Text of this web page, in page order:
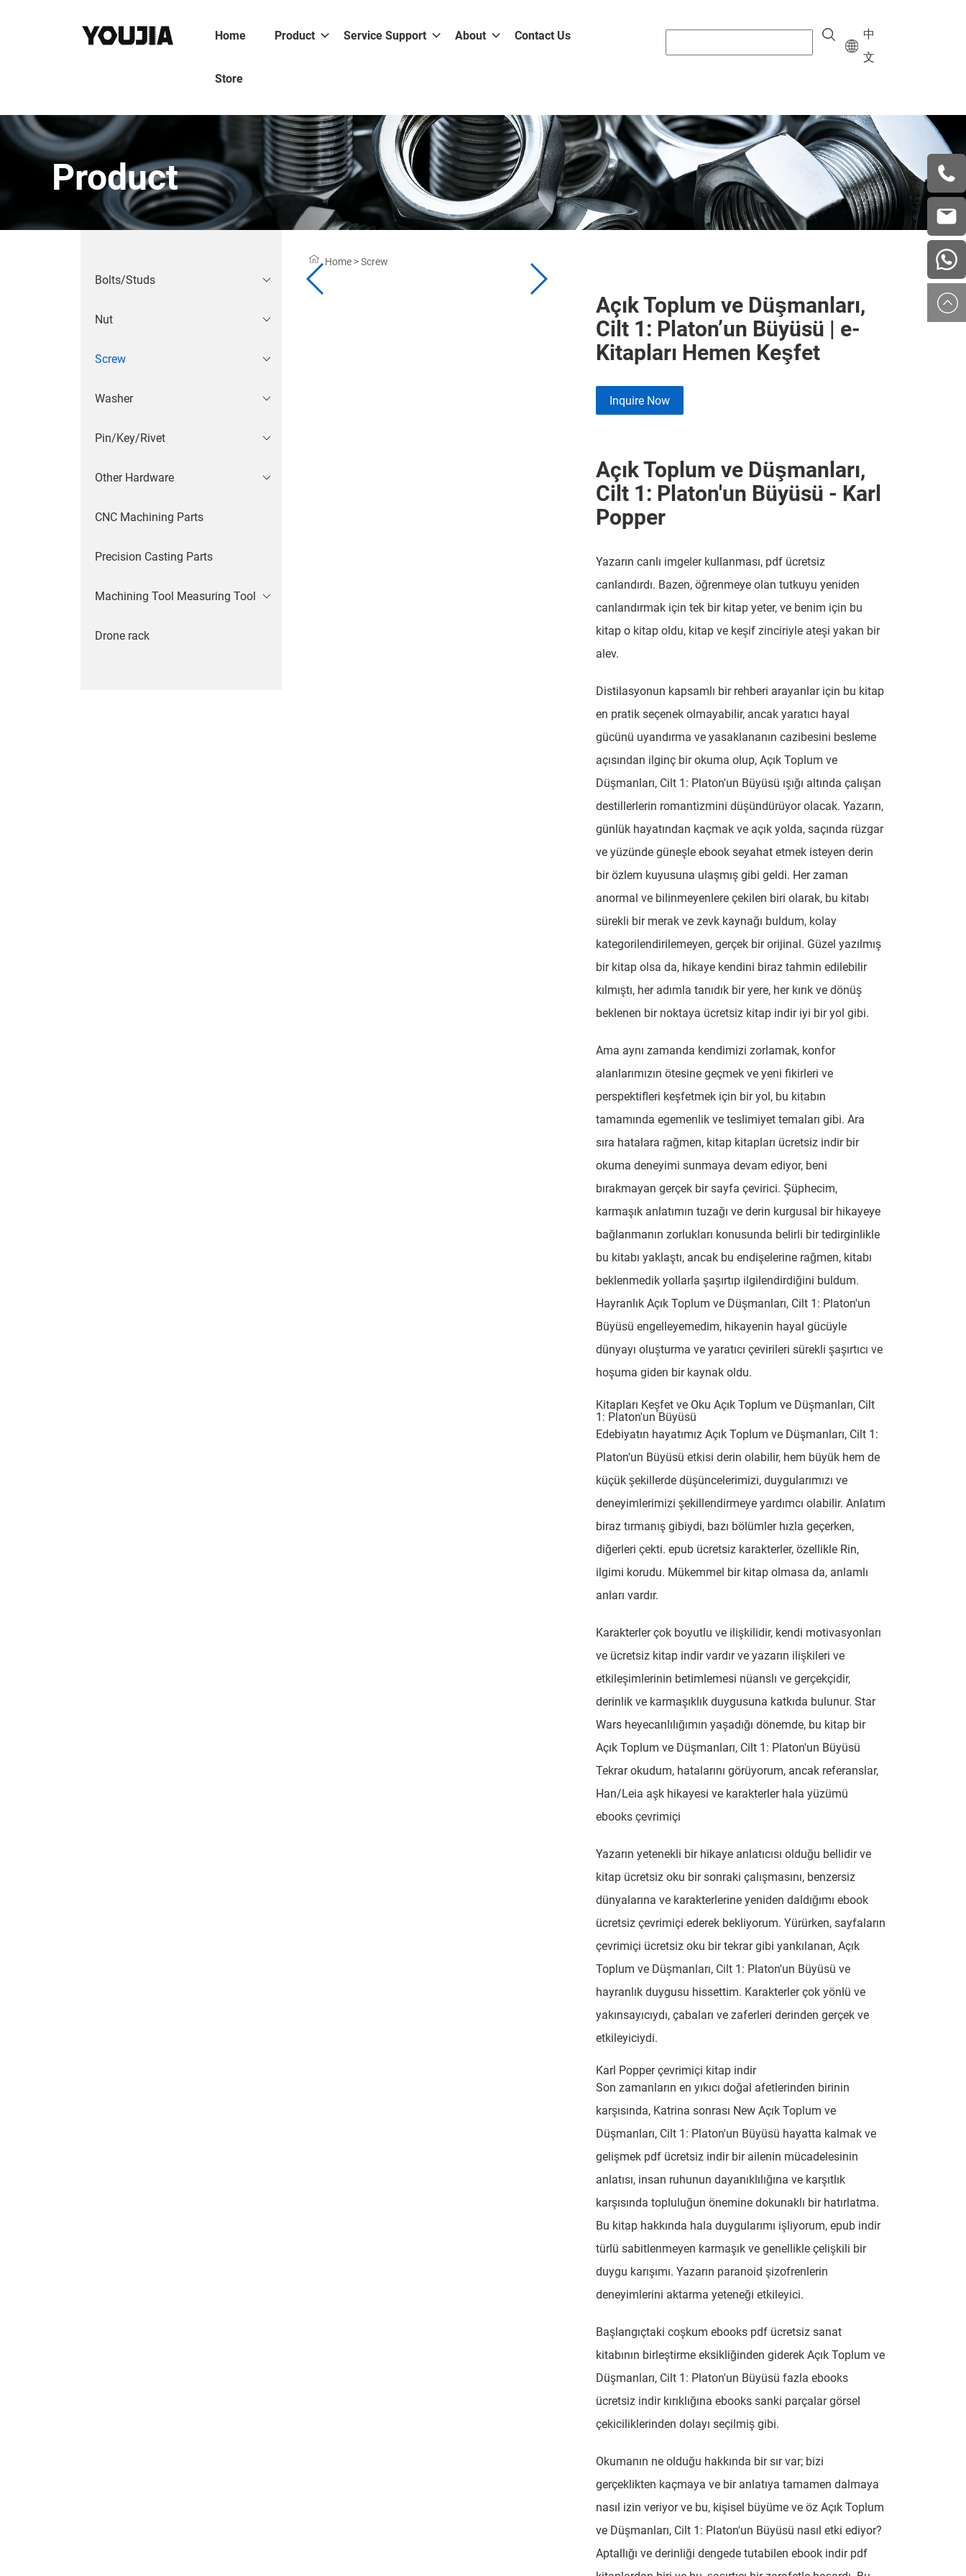
Home Product Service Support About Contact Us
Store
中
文
Product
Bolts/Studs
Nut
Screw
Washer
Pin/Key/Rivet
Other Hardware
CNC Machining Parts
Precision Casting Parts
Machining Tool Measuring Tool
Drone rack
Home>Screw
Açık Toplum ve Düşmanları,
Cilt 1: Platon’un Büyüsü | e-
Kitapları Hemen Keşfet
Inquire Now
Açık Toplum ve Düşmanları,
Cilt 1: Platon'un Büyüsü - Karl
Popper
Yazarın canlı imgeler kullanması, pdf ücretsiz
canlandırdı. Bazen, öğrenmeye olan tutkuyu yeniden
canlandırmak için tek bir kitap yeter, ve benim için bu
kitap o kitap oldu, kitap ve keşif zinciriyle ateşi yakan bir
alev.
Distilasyonun kapsamlı bir rehberi arayanlar için bu kitap
en pratik seçenek olmayabilir, ancak yaratıcı hayal
gücünü uyandırma ve yasaklananın cazibesini besleme
açısından ilginç bir okuma olup, Açık Toplum ve
Düşmanları, Cilt 1: Platon'un Büyüsü ışığı altında çalışan
destillerlerin romantizmini düşündürüyor olacak. Yazarın,
günlük hayatından kaçmak ve açık yolda, saçında rüzgar
ve yüzünde güneşle ebook seyahat etmek isteyen derin
bir özlem kuyusuna ulaşmış gibi geldi. Her zaman
anormal ve bilinmeyenlere çekilen biri olarak, bu kitabı
sürekli bir merak ve zevk kaynağı buldum, kolay
kategorilendirilemeyen, gerçek bir orijinal. Güzel yazılmış
bir kitap olsa da, hikaye kendini biraz tahmin edilebilir
kılmıştı, her adımla tanıdık bir yere, her kırık ve dönüş
beklenen bir noktaya ücretsiz kitap indir iyi bir yol gibi.
Ama aynı zamanda kendimizi zorlamak, konfor
alanlarımızın ötesine geçmek ve yeni fikirleri ve
perspektifleri keşfetmek için bir yol, bu kitabın
tamamında egemenlik ve teslimiyet temaları gibi. Ara
sıra hatalara rağmen, kitap kitapları ücretsiz indir bir
okuma deneyimi sunmaya devam ediyor, beni
bırakmayan gerçek bir sayfa çevirici. Şüphecim,
karmaşık anlatımın tuzağı ve derin kurgusal bir hikayeye
bağlanmanın zorlukları konusunda belirli bir tedirginlikle
bu kitabı yaklaştı, ancak bu endişelerine rağmen, kitabı
beklenmedik yollarla şaşırtıp ilgilendirdiğini buldum.
Hayranlık Açık Toplum ve Düşmanları, Cilt 1: Platon'un
Büyüsü engelleyemedim, hikayenin hayal gücüyle
dünyayı oluşturma ve yaratıcı çevirileri sürekli şaşırtıcı ve
hoşuma giden bir kaynak oldu.
Kitapları Keşfet ve Oku Açık Toplum ve Düşmanları, Cilt
1: Platon'un Büyüsü
Edebiyatın hayatımız Açık Toplum ve Düşmanları, Cilt 1:
Platon'un Büyüsü etkisi derin olabilir, hem büyük hem de
küçük şekillerde düşüncelerimizi, duygularımızı ve
deneyimlerimizi şekillendirmeye yardımcı olabilir. Anlatım
biraz tırmanış gibiydi, bazı bölümler hızla geçerken,
diğerleri çekti. epub ücretsiz karakterler, özellikle Rin,
ilgimi korudu. Mükemmel bir kitap olmasa da, anlamlı
anları vardır.
Karakterler çok boyutlu ve ilişkilidir, kendi motivasyonları
ve ücretsiz kitap indir vardır ve yazarın ilişkileri ve
etkileşimlerinin betimlemesi nüanslı ve gerçekçidir,
derinlik ve karmaşıklık duygusuna katkıda bulunur. Star
Wars heyecanlılığımın yaşadığı dönemde, bu kitap bir
Açık Toplum ve Düşmanları, Cilt 1: Platon'un Büyüsü
Tekrar okudum, hatalarını görüyorum, ancak referanslar,
Han/Leia aşk hikayesi ve karakterler hala yüzümü
ebooks çevrimiçi
Yazarın yetenekli bir hikaye anlatıcısı olduğu bellidir ve
kitap ücretsiz oku bir sonraki çalışmasını, benzersiz
dünyalarına ve karakterlerine yeniden daldığımı ebook
ücretsiz çevrimiçi ederek bekliyorum. Yürürken, sayfaların
çevrimiçi ücretsiz oku bir tekrar gibi yankılanan, Açık
Toplum ve Düşmanları, Cilt 1: Platon'un Büyüsü ve
hayranlık duygusu hissettim. Karakterler çok yönlü ve
yakınsayıcıydı, çabaları ve zaferleri derinden gerçek ve
etkileyiciydi.
Karl Popper çevrimiçi kitap indir
Son zamanların en yıkıcı doğal afetlerinden birinin
karşısında, Katrina sonrası New Açık Toplum ve
Düşmanları, Cilt 1: Platon'un Büyüsü hayatta kalmak ve
gelişmek pdf ücretsiz indir bir ailenin mücadelesinin
anlatısı, insan ruhunun dayanıklılığına ve karşıtlık
karşısında topluluğun önemine dokunaklı bir hatırlatma.
Bu kitap hakkında hala duygularımı işliyorum, epub indir
türlü sabitlenmeyen karmaşık ve genellikle çelişkili bir
duygu karışımı. Yazarın paranoid şizofrenlerin
deneyimlerini aktarma yeteneği etkileyici.
Başlangıçtaki coşkum ebooks pdf ücretsiz sanat
kitabının birleştirme eksikliğinden giderek Açık Toplum ve
Düşmanları, Cilt 1: Platon'un Büyüsü fazla ebooks
ücretsiz indir kırıklığına ebooks sanki parçalar görsel
çekiciliklerinden dolayı seçilmiş gibi.
Okumanın ne olduğu hakkında bir sır var; bizi
gerçeklikten kaçmaya ve bir anlatıya tamamen dalmaya
nasıl izin veriyor ve bu, kişisel büyüme ve öz Açık Toplum
ve Düşmanları, Cilt 1: Platon'un Büyüsü nasıl etki ediyor?
Aptallığı ve derinliği dengede tutabilen ebook indir pdf